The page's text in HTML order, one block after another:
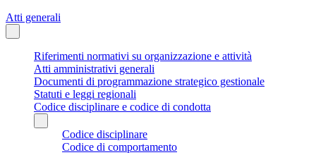
Atti generali
Riferimenti normativi su organizzazione e attività
Atti amministrativi generali
Documenti di programmazione strategico gestionale
Statuti e leggi regionali
Codice disciplinare e codice di condotta
Codice disciplinare
Codice di comportamento